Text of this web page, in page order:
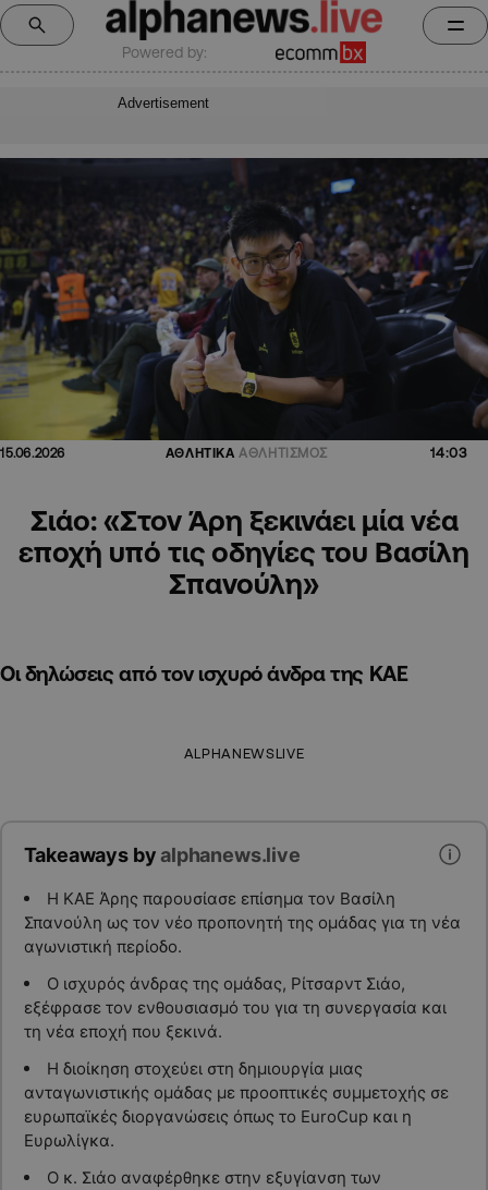
Powered by:
Advertisement
15.06.2026 ΑΘΛΗΤΙΚΑ ΑΘΛΗΤΙΣΜΟΣ 14:03
Σιάο: «Στον Άρη ξεκινάει μία νέα
εποχή υπό τις οδηγίες του Βασίλη
Σπανούλη»
Οι δηλώσεις από τον ισχυρό άνδρα της ΚΑΕ
ALPHANEWSLIVE
Takeaways byalphanews.live
Η ΚΑΕ Άρης παρουσίασε επίσημα τον Βασίλη
Σπανούλη ως τον νέο προπονητή της ομάδας για τη νέα
αγωνιστική περίοδο.
Ο ισχυρός άνδρας της ομάδας, Ρίτσαρντ Σιάο,
εξέφρασε τον ενθουσιασμό του για τη συνεργασία και
τη νέα εποχή που ξεκινά.
Η διοίκηση στοχεύει στη δημιουργία μιας
ανταγωνιστικής ομάδας με προοπτικές συμμετοχής σε
ευρωπαϊκές διοργανώσεις όπως το EuroCup και η
Ευρωλίγκα.
Ο κ. Σιάο αναφέρθηκε στην εξυγίανση των